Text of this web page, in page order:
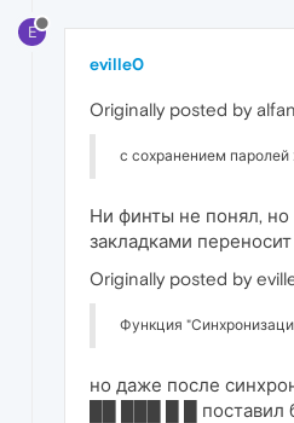
E
eville0
Originally posted by
с сохранением паролей
Ни финты не понял,
закладками переносит
Originally posted by
Функция
но даже после
██ ███ █ █ поставил